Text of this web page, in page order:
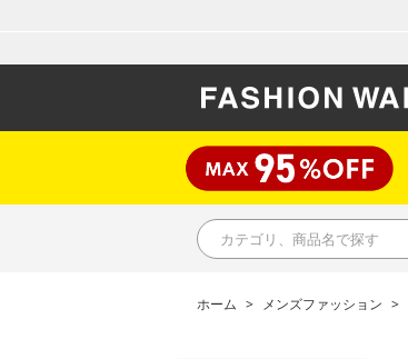
ホーム > メンズファッション >